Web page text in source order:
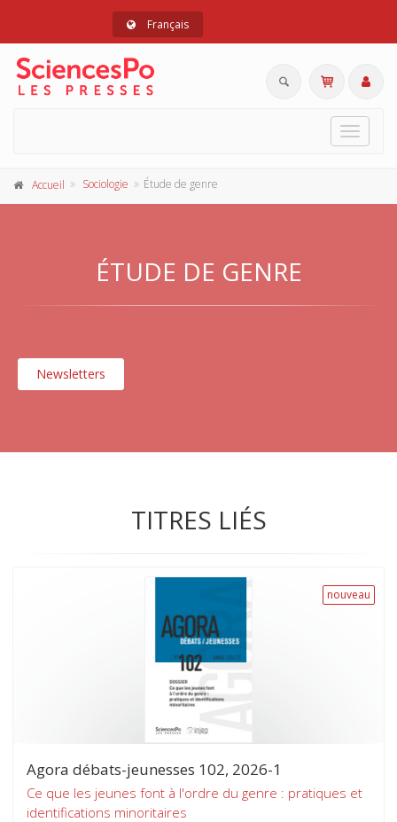
Français
Toggle
Accueil Sociologie Étude de genre
ÉTUDE DE GENRE
Newsletters
TITRES LIÉS
nouveau
Agora débats-jeunesses 102, 2026-1
Ce que les jeunes font à l'ordre du genre : pratiques et
identifications minoritaires